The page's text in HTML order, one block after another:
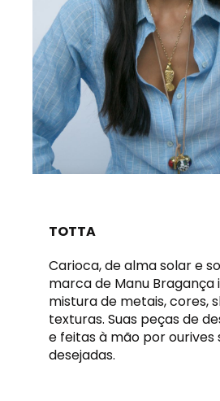
TOTTA
Carioca, de alma solar e
marca de Manu Bragança
mistura de metais, cores,
texturas. Suas peças de
e feitas à mão por ourives
desejadas.